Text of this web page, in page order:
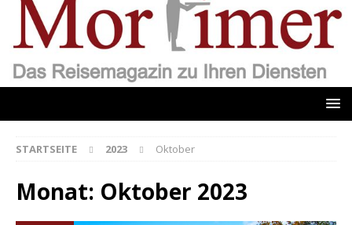
STARTSEITE 2023 Oktober
Monat: Oktober 2023